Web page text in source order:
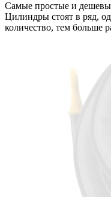
Самые простые и
Цилиндры стоят в ряд,
количество, тем больше